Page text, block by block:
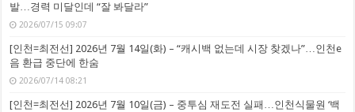
발…경력 미달인데 “잘 봐달라”
2026/07/15 09:07
[인천=최전선] 2026년 7월 14일(화) – “캐시백 없는데 시장 찾겠나”…인천e
음 환급 중단에 한숨
2026/07/14 08:21
[인천=최전선] 2026년 7월 10일(금) – 중투심 재도전 실패…인천식물원 ‘백